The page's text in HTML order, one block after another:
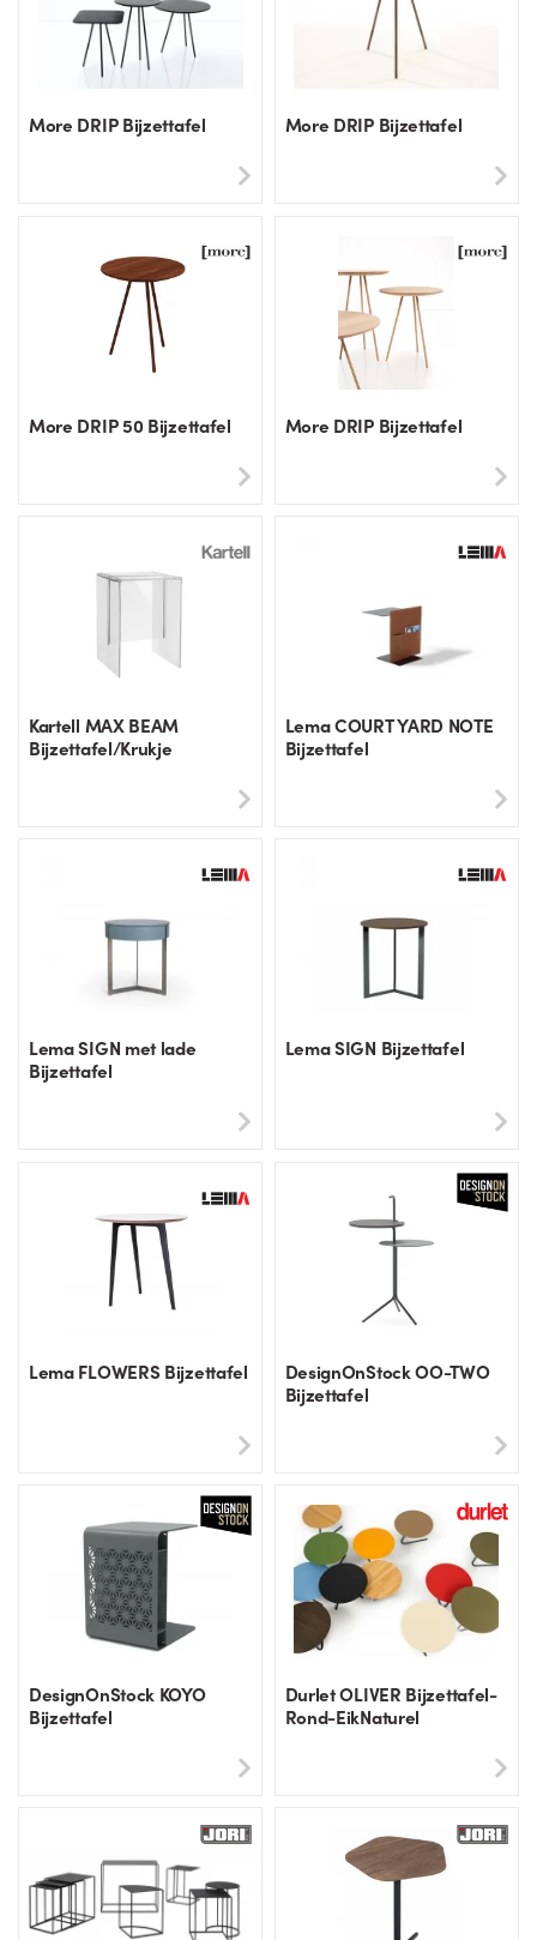
More DRIP Bijzettafel More DRIP Bijzettafel
More DRIP 50 Bijzettafel More DRIP Bijzettafel
Kartell MAX BEAM
Bijzettafel/Krukje
Lema COURT YARD NOTE
Bijzettafel
Lema SIGN met lade
Bijzettafel
Lema SIGN Bijzettafel
Lema FLOWERS Bijzettafel
DesignOnStock OO-TWO
Bijzettafel
DesignOnStock KOYO
Bijzettafel
Durlet OLIVER Bijzettafel-
Rond-EikNaturel